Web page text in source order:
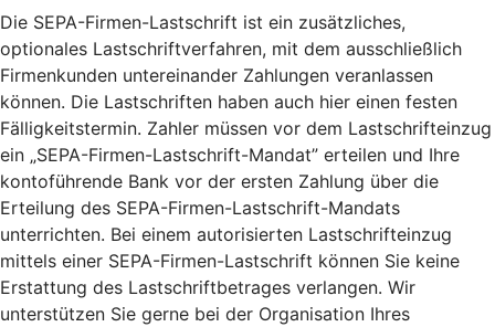
Die SEPA-Firmen-Lastschrift ist ein zusätzliches,
optionales Lastschriftverfahren, mit dem ausschließlich
Firmenkunden untereinander Zahlungen veranlassen
können. Die Lastschriften haben auch hier einen festen
Fälligkeitstermin. Zahler müssen vor dem Lastschrifteinzug
ein „SEPA-Firmen-Lastschrift-Mandat” erteilen und Ihre
kontoführende Bank vor der ersten Zahlung über die
Erteilung des SEPA-Firmen-Lastschrift-Mandats
unterrichten. Bei einem autorisierten Lastschrifteinzug
mittels einer SEPA-Firmen-Lastschrift können Sie keine
Erstattung des Lastschriftbetrages verlangen. Wir
unterstützen Sie gerne bei der Organisation Ihres